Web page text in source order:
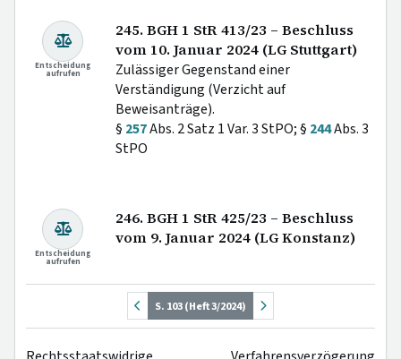
Entscheidung
aufrufen
245. BGH 1 StR 413/23 – Beschluss
vom 10. Januar 2024 (LG Stuttgart)
Zulässiger Gegenstand einer
Verständigung (Verzicht auf
Beweisanträge).
§ 257Abs. 2 Satz 1 Var. 3 StPO; § 244Abs. 3
StPO
Entscheidung
aufrufen
246. BGH 1 StR 425/23 – Beschluss
vom 9. Januar 2024 (LG Konstanz)
S. 103 (Heft 3/2024)